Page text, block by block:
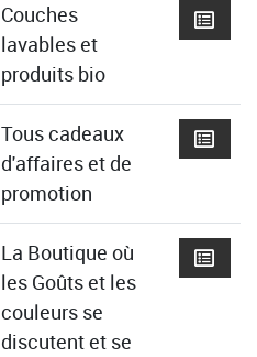
Couches
lavables et
produits bio
Tous cadeaux
d'affaires et de
promotion
La Boutique où
les Goûts et les
couleurs se
discutent et se